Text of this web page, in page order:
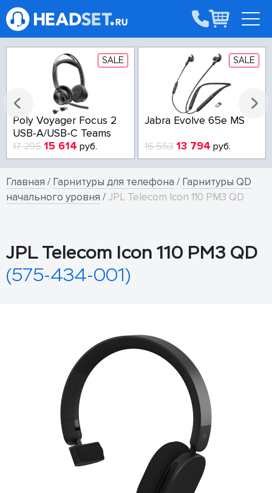
SALE
Poly Voyager Focus 2
USB-A/USB-C Teams
17 295 15 614 руб.
SALE
Jabra Evolve 65e MS
16 553 13 794 руб.
Главная / Гарнитуры для телефона / Гарнитуры QD
начального уровня / JPL Telecom Icon 110 PM3 QD
JPL Telecom Icon 110 PM3 QD
(575-434-001)